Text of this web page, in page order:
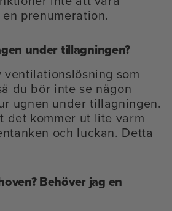
prenumeration.
under tillagningen?
ventilationslösning som
du bör inte se någon
ugnen under tillagningen.
det kommer ut lite varm
och luckan. Detta
Behöver jag en